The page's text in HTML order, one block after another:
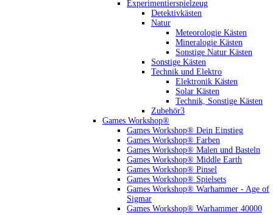
Experimentierspielzeug
Detektivkästen
Natur
Meteorologie Kästen
Mineralogie Kästen
Sonstige Natur Kästen
Sonstige Kästen
Technik und Elektro
Elektronik Kästen
Solar Kästen
Technik, Sonstige Kästen
Zubehör3
Games Workshop®
Games Workshop® Dein Einstieg
Games Workshop® Farben
Games Workshop® Malen und Basteln
Games Workshop® Middle Earth
Games Workshop® Pinsel
Games Workshop® Spielsets
Games Workshop® Warhammer - Age of
Sigmar
Games Workshop® Warhammer 40000